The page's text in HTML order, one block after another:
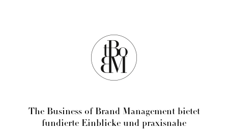
The Business of Brand Management bietet
fundierte Einblicke und praxisnahe